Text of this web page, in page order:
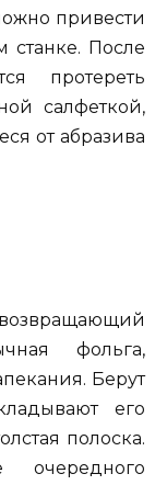
привести
станке. После
протереть
салфеткой,
от абразива
фольга,
Берут
его
полоска.
очередного